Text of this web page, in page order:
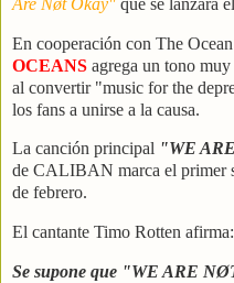
En cooperación con The
OCEANS agrega un tono
al convertir "music for the
los fans a unirse a la causa.
La canción principal "WE
de CALIBAN marca el primer
de febrero.
El cantante Timo Rotten afirma:
Se supone que "WE ARE